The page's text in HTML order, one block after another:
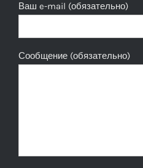
Ваш e-mail (обязательно)
Сообщение (обязательно)